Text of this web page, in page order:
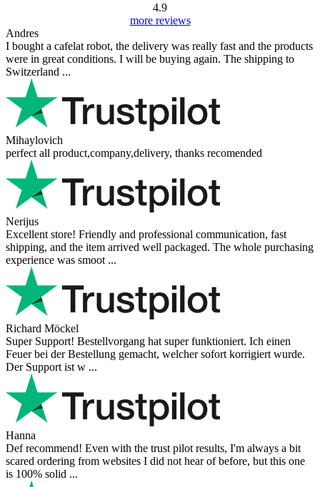
4.9
more reviews
Andres
I bought a cafelat robot, the delivery was really fast and the products
were in great conditions. I will be buying again. The shipping to
Switzerland ...
Mihaylovich
perfect all product,company,delivery, thanks recomended
Nerijus
Excellent store! Friendly and professional communication, fast
shipping, and the item arrived well packaged. The whole purchasing
experience was smoot ...
Richard Möckel
Super Support! Bestellvorgang hat super funktioniert. Ich einen
Feuer bei der Bestellung gemacht, welcher sofort korrigiert wurde.
Der Support ist w ...
Hanna
Def recommend! Even with the trust pilot results, I'm always a bit
scared ordering from websites I did not hear of before, but this one
is 100% solid ...